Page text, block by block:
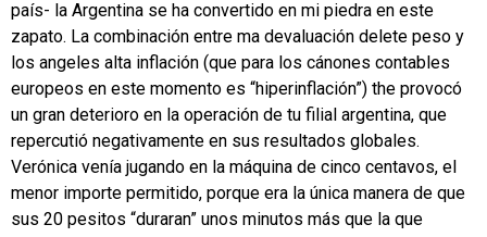
país- la Argentina se ha convertido en mi piedra en este
zapato. La combinación entre ma devaluación delete peso y
los angeles alta inflación (que para los cánones contables
europeos en este momento es “hiperinflación”) the provocó
un gran deterioro en la operación de tu filial argentina, que
repercutió negativamente en sus resultados globales.
Verónica venía jugando en la máquina de cinco centavos, el
menor importe permitido, porque era la única manera de que
sus 20 pesitos “duraran” unos minutos más que la que